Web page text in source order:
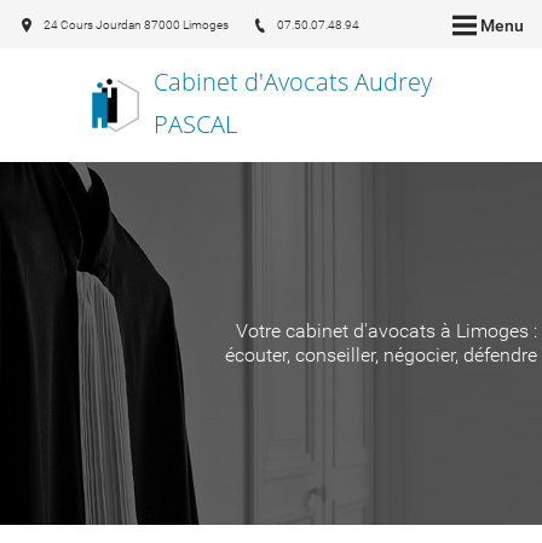
Menu
Cabinet d'Avocats Audrey
PASCAL
24 Cours Jourdan 87000 Limoges 07.50.07.48.94
Votre cabinet d'avocats à Limoges :
écouter, conseiller, négocier, défendre